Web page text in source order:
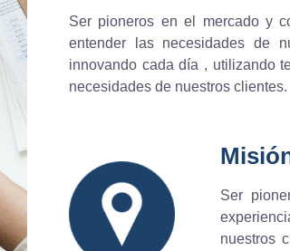
Ser pioneros en el mercado y
entender las necesidades de
innovando cada día , utilizando
necesidades de nuestros clientes.
Ser
nuestros